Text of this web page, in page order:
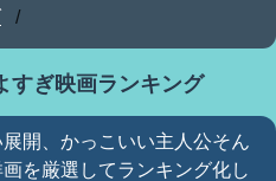
/
すぎ映画ランキング
開、かっこいい主人公そん
を厳選してランキング化し